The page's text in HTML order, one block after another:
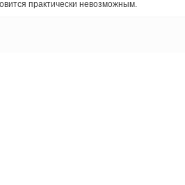
практически невозможным.